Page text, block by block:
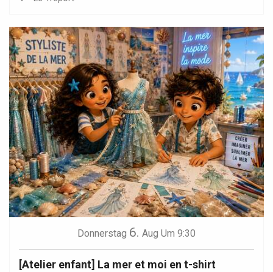
Donnerstag 6. Aug Um 9:30
[Atelier enfant] La mer et moi en t-shirt